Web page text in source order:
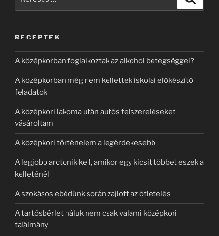
RECEPTEK
A középkorban foglalkoztak az alkohol betegséggel?
A középkorban még nem kellettek iskolai előkészítő
feladatok
A középkori lakoma után autós felszereléseket
vásároltam
A középkori történelem a legérdekesebb
A legjobb arctonik kell, amikor egy kicsit többet eszek a
kelleténél
A szokásos ebédünk során zajlott az ötletelés
A tartósbérlet náluk nem csak valami középkori
találmány